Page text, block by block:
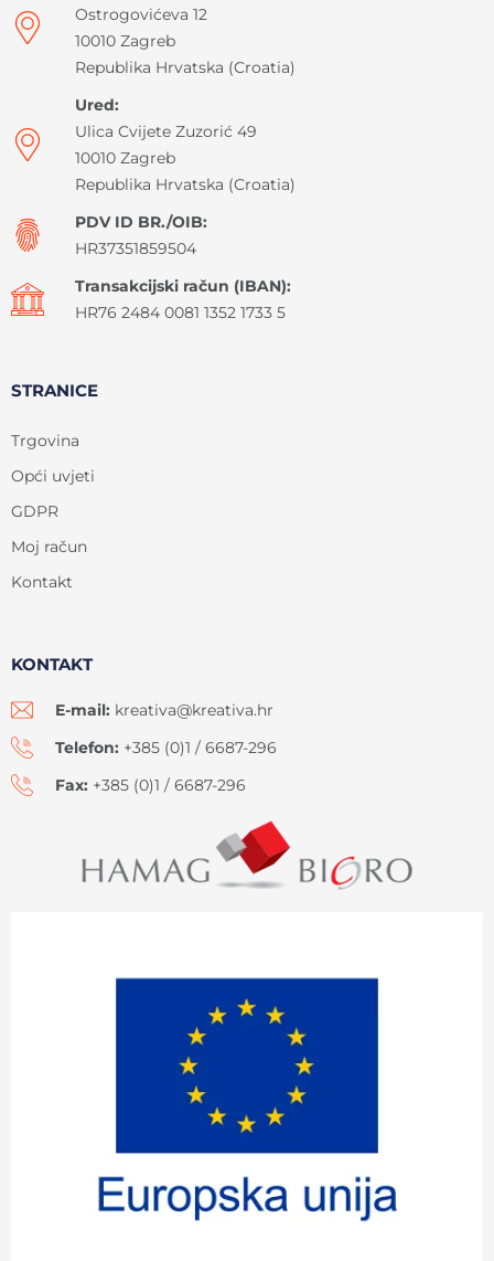
Ostrogovićeva 12
10010 Zagreb
Republika Hrvatska (Croatia)
Ured:
Ulica Cvijete Zuzorić 49
10010 Zagreb
Republika Hrvatska (Croatia)
PDV ID BR./OIB:
HR37351859504
Transakcijski račun (IBAN):
HR76 2484 0081 1352 1733 5
STRANICE
Trgovina
Opći uvjeti
GDPR
Moj račun
Kontakt
KONTAKT
E-mail: kreativa@kreativa.hr
Telefon: +385 (0)1 / 6687-296
Fax: +385 (0)1 / 6687-296